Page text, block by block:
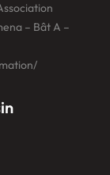
– Bât A –